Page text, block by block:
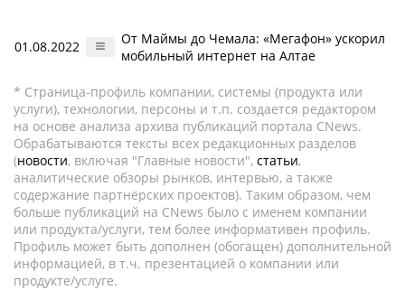
01.08.2022
От Маймы до Чемала: «Мегафон» ускорил
мобильный интернет на Алтае
* Страница-профиль компании, системы (продукта или
услуги), технологии, персоны и т.п. создается редактором
на основе анализа архива публикаций портала CNews.
Обрабатываются тексты всех редакционных разделов
(новости, включая "Главные новости", статьи,
аналитические обзоры рынков, интервью, а также
содержание партнёрских проектов). Таким образом, чем
больше публикаций на CNews было с именем компании
или продукта/услуги, тем более информативен профиль.
Профиль может быть дополнен (обогащен) дополнительной
информацией, в т.ч. презентацией о компании или
продукте/услуге.